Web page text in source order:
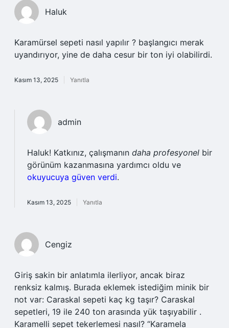
Haluk
Karamürsel sepeti nasıl yapılır ? başlangıcı merak
uyandırıyor, yine de daha cesur bir ton iyi olabilirdi.
Kasım 13, 2025 Yanıtla
admin
Haluk! Katkınız, çalışmanın daha profesyonel bir
görünüm kazanmasına yardımcı oldu ve
okuyucuya güven verdi.
Kasım 13, 2025 Yanıtla
Cengiz
Giriş sakin bir anlatımla ilerliyor, ancak biraz
renksiz kalmış. Burada eklemek istediğim minik bir
not var: Caraskal sepeti kaç kg taşır? Caraskal
sepetleri, 19 ile 240 ton arasında yük taşıyabilir .
Karamelli sepet tekerlemesi nasıl? “Karamela